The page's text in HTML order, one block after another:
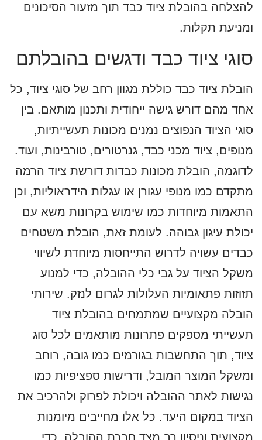
להצלחה בהובלת ציוד כבד תוך מזעור הסיכונים
ומניעת תקלות.
סוגי ציוד כבד ודגשים בהובלתם
הובלת ציוד כבד כוללת מגוון רחב של סוגי ציוד, כל
אחד מהם דורש גישה ייחודית ותכנון מותאם. בין
סוגי הציוד הנפוצים נמנים מכונות תעשייתיות,
מנופים, ציוד מכני כבד, גנרטורים, טורבינות, ועוד.
לדוגמה, הובלת מכונות כבדות דורשת ציוד הרמה
מתקדם כמו מנופי עגורן או עגלות הידראוליות, וכן
התאמות מיוחדות כמו שימוש בקרונות משא עם
יכולת עיגון גבוהה. לעומת זאת, הובלת משטחים
כבדים עשויה לדרוש התייחסות מיוחדת לשיווי
משקל הציוד על גבי כלי ההובלה, כדי למנוע
תזוזות פתאומיות העלולות לגרום לנזק. שירותי
הובלה מקצועיים שמתמחים בהובלת ציוד
תעשייתי מספקים פתרונות מותאמים לכל סוג
ציוד, תוך התחשבות בגורמים כמו גובה, רוחב
ומשקל המוצר המובל, ודרישות ספציפיות כמו
נגישות לאתר ההובלה ויכולת לפרוק ולהרכיב את
הציוד במקום היעד. כל אלו מחייבים מיומנות
מקצועית וניסיון רב מצד חברת ההובלה, כדי